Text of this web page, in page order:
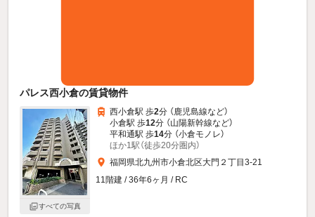
パレス西小倉の賃貸物件
すべての写真
西小倉駅 歩2分 （鹿児島線など）
小倉駅 歩12分 （山陽新幹線など）
平和通駅 歩14分 （小倉モノレ）
ほか1駅（徒歩20分圏内）
福岡県北九州市小倉北区大門２丁目3-21
11階建 / 36年6ヶ月 / RC